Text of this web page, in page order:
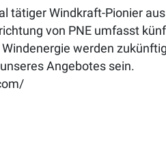
tätiger Windkraft-Pionier
von PNE umfasst
werden
Angebotes sein.